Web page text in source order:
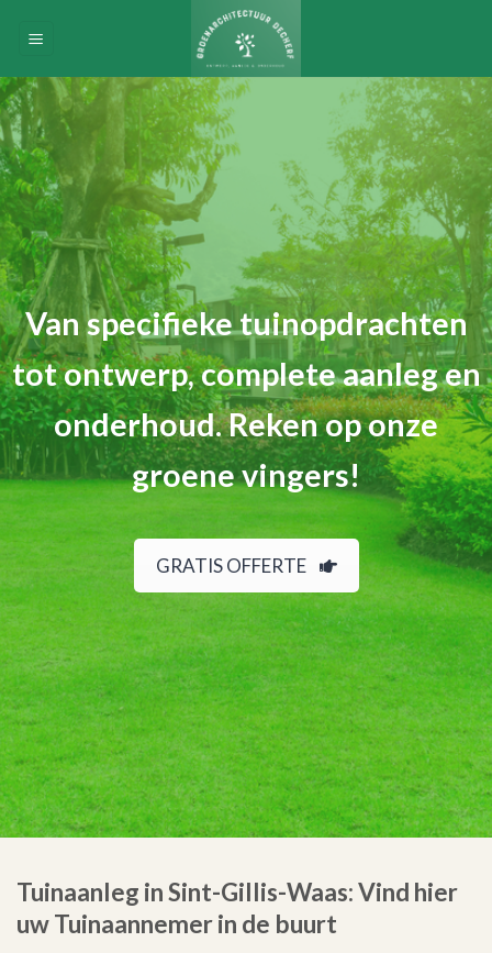
Van specifieke tuinopdrachten
tot ontwerp, complete aanleg en
onderhoud. Reken op onze
groene vingers!
GRATIS OFFERTE
Tuinaanleg in Sint-Gillis-Waas: Vind hier
uw Tuinaannemer in de buurt